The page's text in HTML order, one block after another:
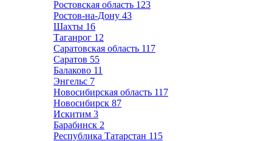
Ростовская область 123
Ростов-на-Дону 43
Шахты 16
Таганрог 12
Саратовская область 117
Саратов 55
Балаково 11
Энгельс 7
Новосибирская область 117
Новосибирск 87
Искитим 3
Барабинск 2
Республика Татарстан 115